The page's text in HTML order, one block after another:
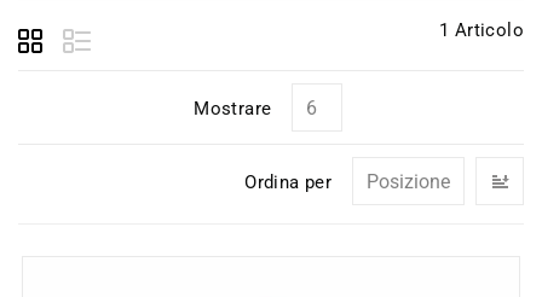
1 Articolo
Mostrare
Ordina per